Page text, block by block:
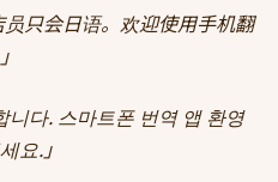
员只会日语。欢迎使用手机翻
다. 스마트폰 번역 앱 환영
요.」